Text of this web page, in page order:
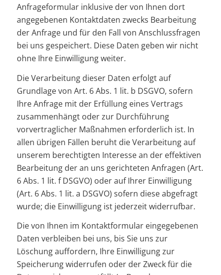
Anfrageformular inklusive der von Ihnen dort
angegebenen Kontaktdaten zwecks Bearbeitung
der Anfrage und für den Fall von Anschlussfragen
bei uns gespeichert. Diese Daten geben wir nicht
ohne Ihre Einwilligung weiter.
Die Verarbeitung dieser Daten erfolgt auf
Grundlage von Art. 6 Abs. 1 lit. b DSGVO, sofern
Ihre Anfrage mit der Erfüllung eines Vertrags
zusammenhängt oder zur Durchführung
vorvertraglicher Maßnahmen erforderlich ist. In
allen übrigen Fällen beruht die Verarbeitung auf
unserem berechtigten Interesse an der effektiven
Bearbeitung der an uns gerichteten Anfragen (Art.
6 Abs. 1 lit. f DSGVO) oder auf Ihrer Einwilligung
(Art. 6 Abs. 1 lit. a DSGVO) sofern diese abgefragt
wurde; die Einwilligung ist jederzeit widerrufbar.
Die von Ihnen im Kontaktformular eingegebenen
Daten verbleiben bei uns, bis Sie uns zur
Löschung auffordern, Ihre Einwilligung zur
Speicherung widerrufen oder der Zweck für die